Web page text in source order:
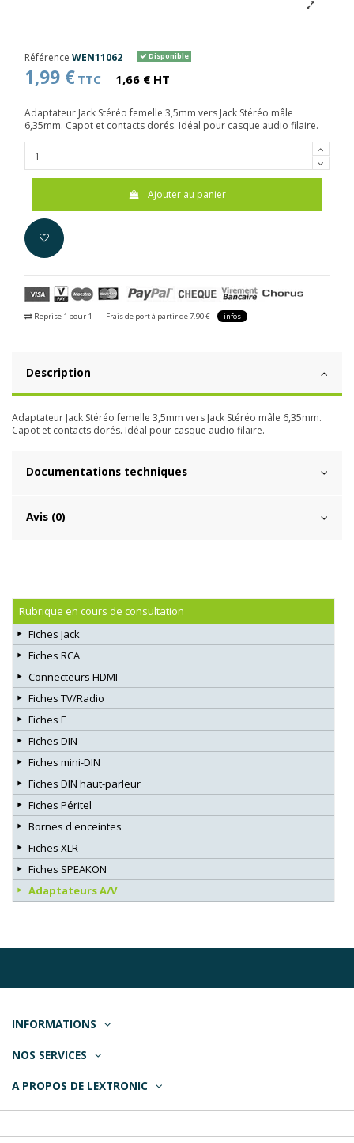
Référence WEN11062 Disponible
1,99 € TTC 1,66 € HT
Adaptateur Jack Stéréo femelle 3,5mm vers Jack Stéréo mâle
6,35mm. Capot et contacts dorés. Idéal pour casque audio filaire.
Ajouter au panier
Reprise 1 pour 1 Frais de port à partir de 7.90 € infos
Description
Adaptateur Jack Stéréo femelle 3,5mm vers Jack Stéréo mâle 6,35mm.
Capot et contacts dorés. Idéal pour casque audio filaire.
Documentations techniques
Avis (0)
Rubrique en cours de consultation
Fiches Jack
Fiches RCA
Connecteurs HDMI
Fiches TV/Radio
Fiches F
Fiches DIN
Fiches mini-DIN
Fiches DIN haut-parleur
Fiches Péritel
Bornes d'enceintes
Fiches XLR
Fiches SPEAKON
Adaptateurs A/V
INFORMATIONS
NOS SERVICES
A PROPOS DE LEXTRONIC